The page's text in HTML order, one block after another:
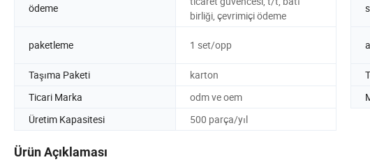
ödeme
birliği, çevrimiçi ödeme
paketleme 1 set/opp
Taşıma Paketi
karton
Ticari Marka
odm ve oem
Üretim Kapasitesi
500 parça/yıl
Ürün Açıklaması